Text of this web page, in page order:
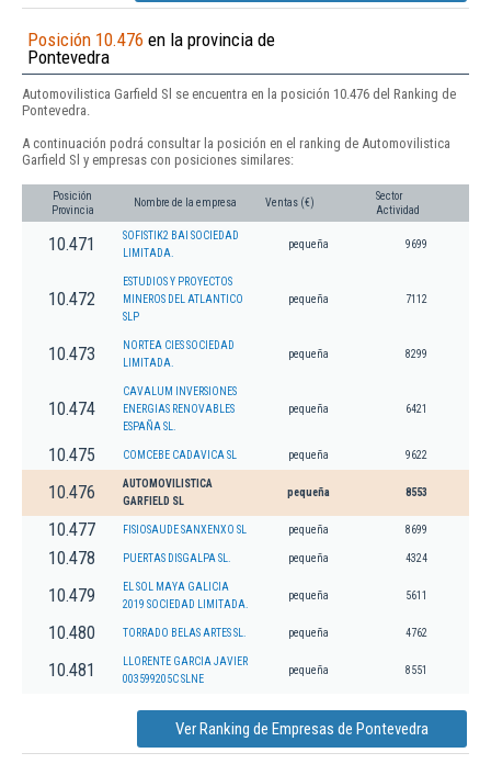
Posición 10.476 en la provincia de
Pontevedra
Automovilistica Garfield Sl se encuentra en la posición 10.476 del Ranking de
Pontevedra.
A continuación podrá consultar la posición en el ranking de Automovilistica
Garfield Sl y empresas con posiciones similares:
Posición
Provincia
Nombre de la empresa Ventas (€)
Sector
Actividad
10.471
SOFISTIK2 BAI SOCIEDAD
LIMITADA.
pequeña 9699
10.472
ESTUDIOS Y PROYECTOS
MINEROS DEL ATLANTICO
SLP
pequeña 7112
10.473
NORTEA CIES SOCIEDAD
LIMITADA.
pequeña 8299
10.474
CAVALUM INVERSIONES
ENERGIAS RENOVABLES
ESPAÑA SL.
pequeña 6421
10.475 COMCEBE CADAVICA SL pequeña 9622
10.476
AUTOMOVILISTICA
GARFIELD SL
pequeña 8553
10.477 FISIOSAUDE SANXENXO SL pequeña 8699
10.478 PUERTAS DISGALPA SL. pequeña 4324
10.479
EL SOL MAYA GALICIA
2019 SOCIEDAD LIMITADA.
pequeña 5611
10.480 TORRADO BELAS ARTES SL. pequeña 4762
10.481
LLORENTE GARCIA JAVIER
003599205C SLNE
pequeña 8551
Ver Ranking de Empresas de Pontevedra